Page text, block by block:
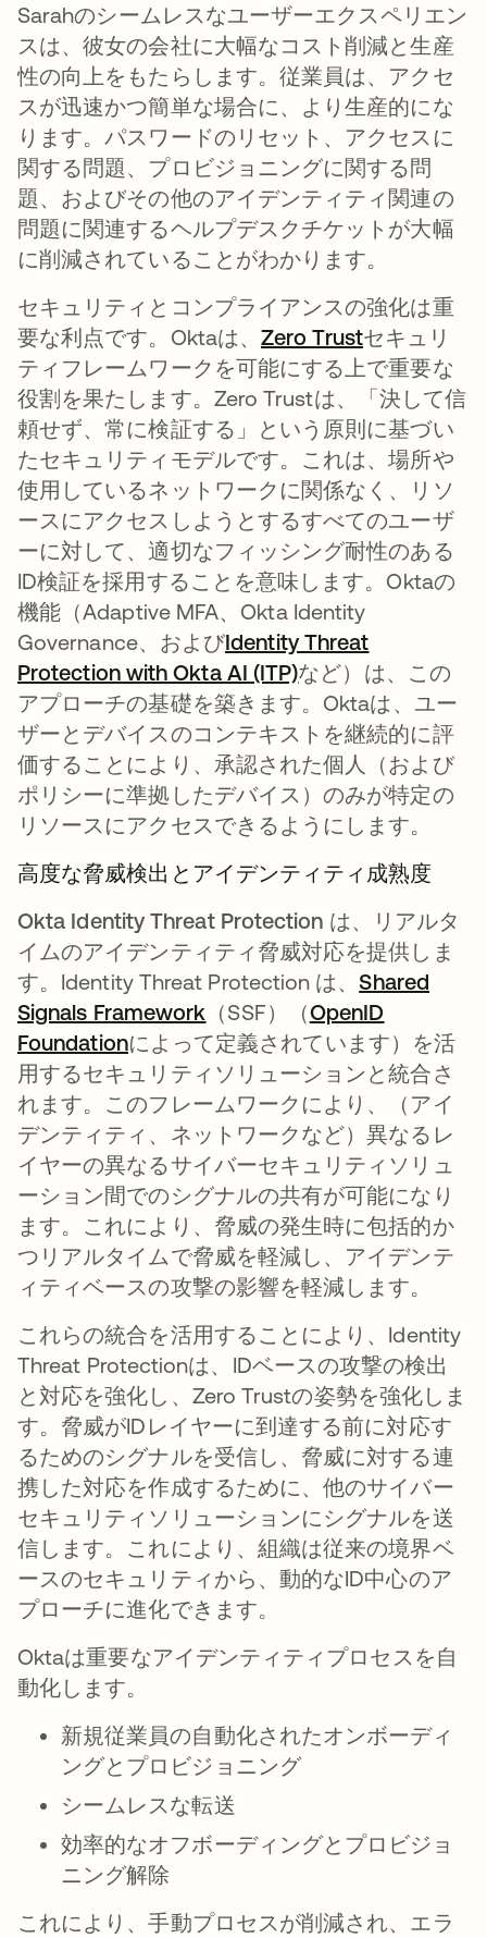
Sarahのシームレスなユーザーエクスペリエン
スは、彼女の会社に大幅なコスト削減と生産
性の向上をもたらします。従業員は、アクセ
スが迅速かつ簡単な場合に、より生産的にな
ります。パスワードのリセット、アクセスに
関する問題、プロビジョニングに関する問
題、およびその他のアイデンティティ関連の
問題に関連するヘルプデスクチケットが大幅
に削減されていることがわかります。
セキュリティとコンプライアンスの強化は重
要な利点です。Oktaは、Zero Trust新しいタブ
セキュリ
ティフレームワークを可能にする上で重要な
役割を果たします。Zero Trustは、「決して信
頼せず、常に検証する」という原則に基づい
たセキュリティモデルです。これは、場所や
使用しているネットワークに関係なく、リソ
ースにアクセスしようとするすべてのユーザ
ーに対して、適切なフィッシング耐性のある
ID検証を採用することを意味します。Oktaの
機能（Adaptive MFA、Okta Identity
Governance、およびIdentity Threat
Protection with Okta AI (ITP)新しいタブで開く
など）は、この
アプローチの基礎を築きます。Oktaは、ユー
ザーとデバイスのコンテキストを継続的に評
価することにより、承認された個人（および
ポリシーに準拠したデバイス）のみが特定の
リソースにアクセスできるようにします。
高度な脅威検出とアイデンティティ成熟度
Okta Identity Threat Protection は、
リアルタ
イムのアイデンティティ脅威対応を提供しま
す。Identity Threat Protection は、Shared
Signals Framework 新しいタブで開く
（SSF）（OpenID
Foundation新しいタブで開く
によって定義されています）を活
用するセキュリティソリューションと統合さ
れます。このフレームワークにより、（アイ
デンティティ、ネットワークなど）異なるレ
イヤーの異なるサイバーセキュリティソリュ
ーション間でのシグナルの共有が可能になり
ます。これにより、脅威の発生時に包括的か
つリアルタイムで脅威を軽減し、アイデンテ
ィティベースの攻撃の影響を軽減します。
これらの統合を活用することにより、Identity
Threat Protectionは、IDベースの攻撃の検出
と対応を強化し、Zero Trustの姿勢を強化しま
す。脅威がIDレイヤーに到達する前に対応す
るためのシグナルを受信し、脅威に対する連
携した対応を作成するために、他のサイバー
セキュリティソリューションにシグナルを送
信します。これにより、組織は従来の境界ベ
ースのセキュリティから、動的なID中心のア
プローチに進化できます。
Oktaは重要なアイデンティティプロセスを自
動化します。
新規従業員の自動化されたオンボーディ
ングとプロビジョニング
シームレスな転送
効率的なオフボーディングとプロビジョ
ニング解除
これにより、手動プロセスが削減され、エラ